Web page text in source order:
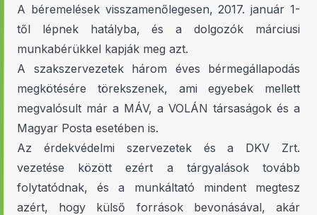
A béremelések visszamenőlegesen, 2017. január 1-
től lépnek hatályba, és a dolgozók márciusi
munkabérükkel kapják meg azt.
A szakszervezetek három éves bérmegállapodás
megkötésére törekszenek, ami egyebek mellett
megvalósult már a MÁV, a VOLÁN társaságok és a
Magyar Posta esetében is.
Az érdekvédelmi szervezetek és a DKV Zrt.
vezetése között ezért a tárgyalások tovább
folytatódnak, és a munkáltató mindent megtesz
azért, hogy külső források bevonásával, akár